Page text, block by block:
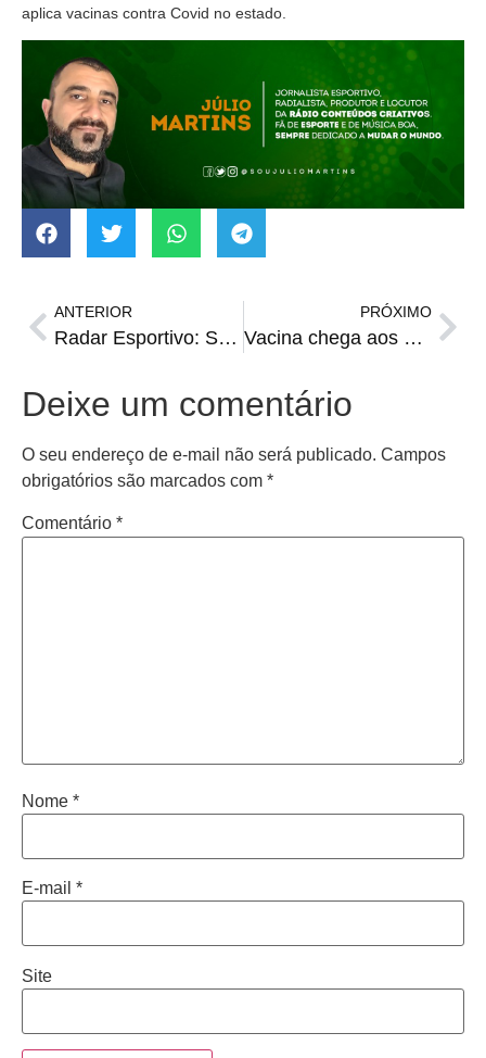
aplica vacinas contra Covid no estado.
ANTERIOR
Radar Esportivo: Sul-Americana e outras atrações na TV
PRÓXIMO
Vacina chega aos supermercados
Deixe um comentário
O seu endereço de e-mail não será publicado. Campos
obrigatórios são marcados com *
Comentário *
Nome *
E-mail *
Site